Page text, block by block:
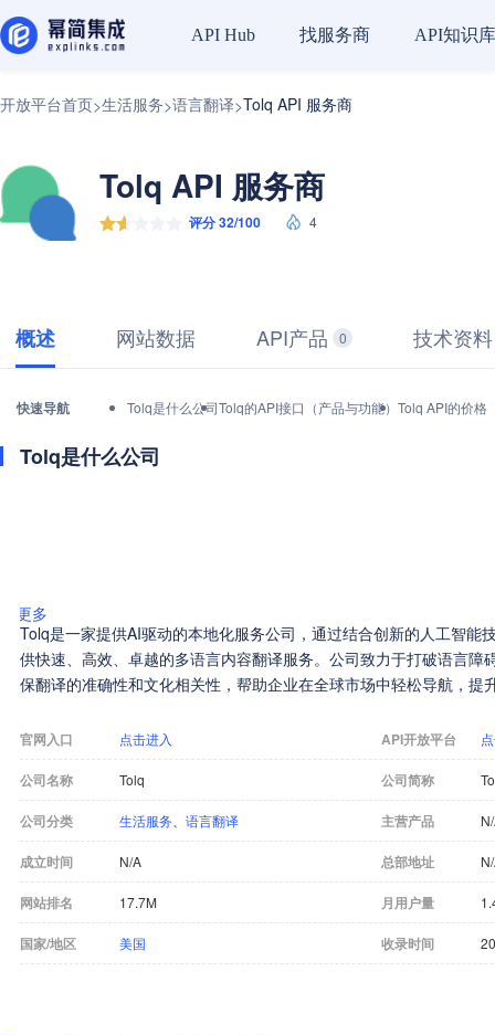
API Hub 找服务商 API知识库
开放平台首页>生活服务>语言翻译>Tolq API 服务商
Tolq API 服务商
评分 32/100 4
概述 网站数据 API产品 0 技术资料
快速导航 Tolq是什么公司Tolq的API接口（产品与功能） Tolq API的价格
Tolq是什么公司
更多
Tolq是一家提供AI驱动的本地化服务公司，通过结合创新的人工智能
供快速、高效、卓越的多语言内容翻译服务。公司致力于打破语言障
保翻译的准确性和文化相关性，帮助企业在全球市场中轻松导航，提
官网入口 点击进入 API开放平台
公司名称 Tolq 公司简称
公司分类 生活服务 语言翻译 主营产品
成立时间 N/A 总部地址
网站排名 17.7M 月用户量
国家/地区 美国 收录时间